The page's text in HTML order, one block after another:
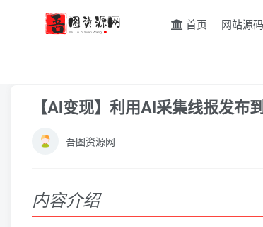
首页 网站源码
【AI变现】利用AI采集线报发布
吾图资源网
内容介绍